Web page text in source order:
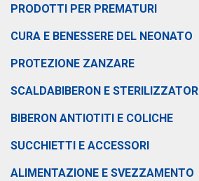
PRODOTTI PER PREMATURI
CURA E BENESSERE DEL NEONATO
PROTEZIONE ZANZARE
SCALDABIBERON E STERILIZZATORI
BIBERON ANTIOTITI E COLICHE
SUCCHIETTI E ACCESSORI
ALIMENTAZIONE E SVEZZAMENTO